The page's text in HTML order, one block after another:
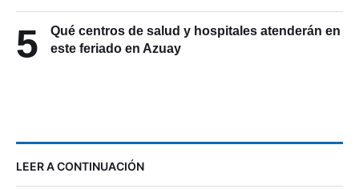
5
Qué centros de salud y hospitales atenderán en
este feriado en Azuay
LEER A CONTINUACIÓN